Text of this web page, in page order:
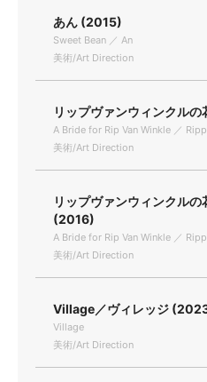
あん (2015)
Sweet Bean ／ An
美術/Art Direction
リップヴァンウィンクル
A Bride for Rip Van Winkle ／
美術/Art Direction
リップヴァンウィンクル
(2016)
A Bride for Rip Van Winkle ／
美術/Art Direction
Village／ヴィレッジ
Village
美術/Art Direction